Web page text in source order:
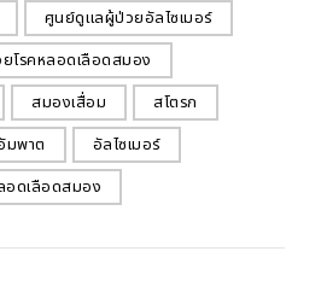
ศูนย์ดูแลผู้ป่วยอัลไซเมอร์
โรคหลอดเลือดสมอง
สมองเสื่อม
สโตรก
มพาต
อัลไซเมอร์
อดเลือดสมอง